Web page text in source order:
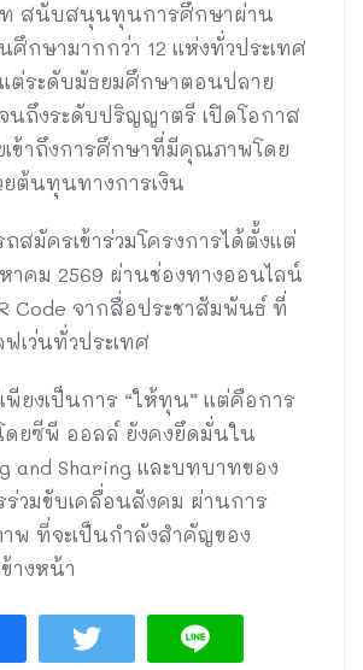
ท สนับสนุนทุนการศึกษาผ่าน
ศึกษามากกว่า 12 แห่งทั่วประเทศ
ต่ระดับมัธยมศึกษาตอนปลาย
นถึงระดับปริญญาตรี เปิดโอกาส
เข้าถึงการศึกษาที่มีคุณภาพโดย
ต้นทุนทางการเงิน
สมัครเข้าร่วมโครงการได้ตั้งแต่
าคม 2569 ผ่านช่องทางออนไลน์
Code จากสื่อประชาสัมพันธ์ ที่
ฟเว่นทั่วประเทศ
พียงเป็นการ “ให้ทุน” แต่คือการ
ดยซีพี ออลล์ ยังคงยึดมั่นใน
and Sharing และบทบาทของ
วมขับเคลื่อนสังคม ผ่านการ
พ ที่จะเป็นกำลังสำคัญของ
างหน้า